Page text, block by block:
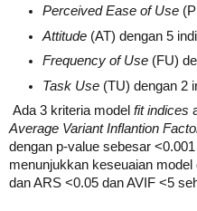
Perceived Ease of Use
Attitude(AT) dengan 5
Frequency of Use(FU)
Task Use(TU) dengan 2
Ada 3 kriteria model fit indices
Average Variant Inflantion
dengan p-value sebesar
menunjukkan keseuaian
dan ARS <0.05 dan AVIF <5